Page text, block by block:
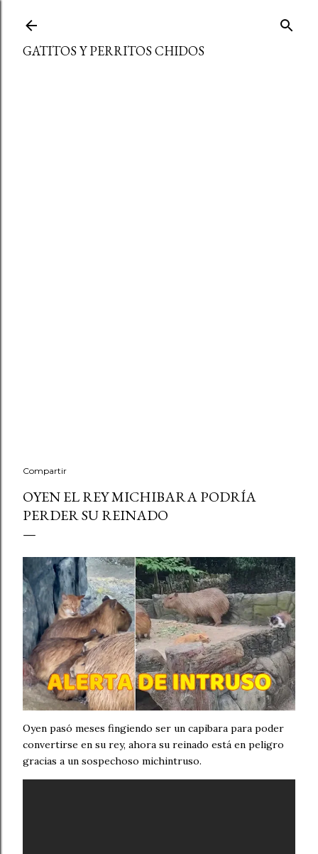
GATITOS Y PERRITOS CHIDOS
Compartir
OYEN EL REY MICHIBARA PODRÍA
PERDER SU REINADO
Oyen pasó meses fingiendo ser un capibara para poder
convertirse en su rey, ahora su reinado está en peligro
gracias a un sospechoso michintruso.